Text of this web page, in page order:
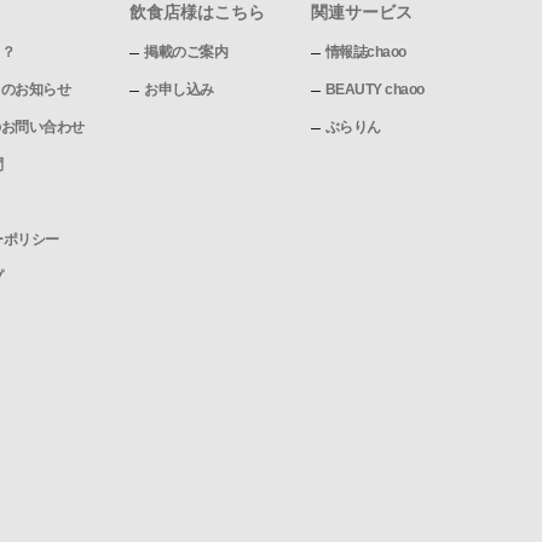
お知らせ
問い合わせ
リシー
飲食店様はこちら
掲載のご案内
お申し込み
関連サービス
情報誌chaoo
BEAUTY chaoo
ぶらりん